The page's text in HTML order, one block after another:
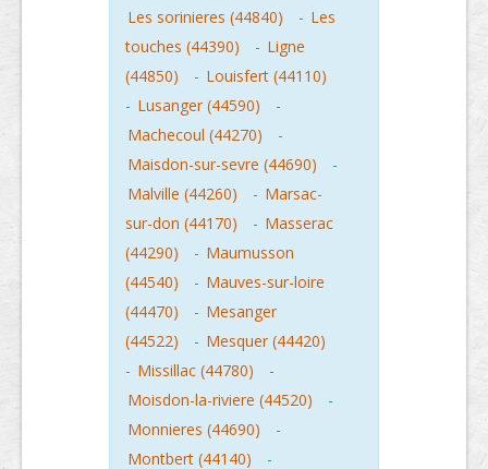
Les sorinieres (44840)
- Les
touches (44390)
- Ligne
(44850)
- Louisfert (44110)
- Lusanger (44590)
-
Machecoul (44270)
-
Maisdon-sur-sevre (44690)
-
Malville (44260)
- Marsac-
sur-don (44170)
- Masserac
(44290)
- Maumusson
(44540)
- Mauves-sur-loire
(44470)
- Mesanger
(44522)
- Mesquer (44420)
- Missillac (44780)
-
Moisdon-la-riviere (44520)
-
Monnieres (44690)
-
Montbert (44140)
-